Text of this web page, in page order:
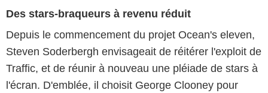
Des stars-braqueurs à revenu réduit
Depuis le commencement du projet Ocean's eleven,
Steven Soderbergh envisageait de réitérer l'exploit de
Traffic, et de réunir à nouveau une pléiade de stars à
l'écran. D'emblée, il choisit George Clooney pour